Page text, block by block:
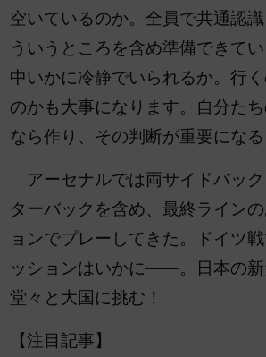
空いているのか。全員で共通認
ういうところを含め準備できて
中いかに冷静でいられるか。行
のかも大事になります。自分た
なら作り、その判断が重要になる
アーセナルでは両サイドバッ
ターバックを含め、最終ライン
ョンでプレーしてきた。ドイツ
ッションはいかに――。日本の
堂々と大国に挑む！
【注目記事】